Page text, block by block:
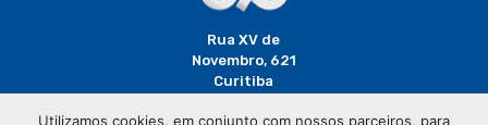
Rua XV de
Novembro, 621
Curitiba
Utilizamos cookies, em conjunto com nossos parceiros, para